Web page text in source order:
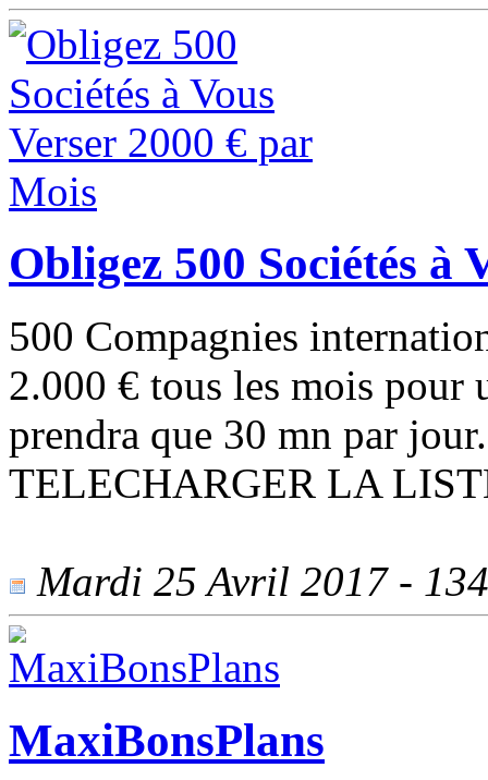
Obligez 500 Sociétés à
500 Compagnies
2.000 € tous les mois pour
prendra que 30 mn par
TELECHARGER LA
Mardi 25 Avril 2017 -
MaxiBonsPlans